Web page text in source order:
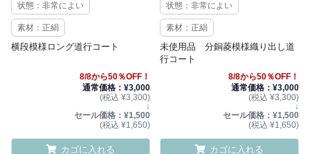
状態：非常によい
素材：正絹
横段模様ロング道行コート
8/8から50％OFF！
通常価格：¥3,000
(税込 ¥3,300)
↓
セール価格：¥1,500
(税込 ¥1,650)
カゴに入れる
状態：非常によい
素材：正絹
未使用品 分銅菱模様織り出し道
行コート
8/8から50％OFF！
通常価格：¥3,000
(税込 ¥3,300)
↓
セール価格：¥1,500
(税込 ¥1,650)
カゴに入れる